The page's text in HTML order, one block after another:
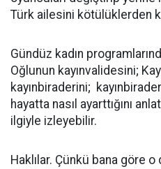
Türk ailesini kötülüklerden
Gündüz kadın
Oğlunun kayınvalidesini;
kayınbiraderini;
hayatta nasıl ayarttığını
ilgiyle izleyebilir.
Haklılar. Çünkü bana göre